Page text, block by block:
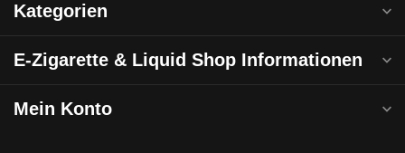
Kategorien
E-Zigarette & Liquid Shop Informationen
Mein Konto